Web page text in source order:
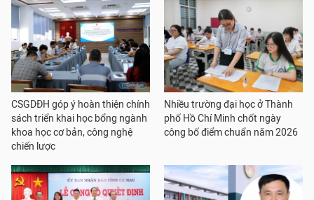
CSGDĐH góp ý hoàn thiện chính
sách triển khai học bổng ngành
khoa học cơ bản, công nghệ
chiến lược
Nhiều trường đại học ở Thành
phố Hồ Chí Minh chốt ngày
công bố điểm chuẩn năm 2026